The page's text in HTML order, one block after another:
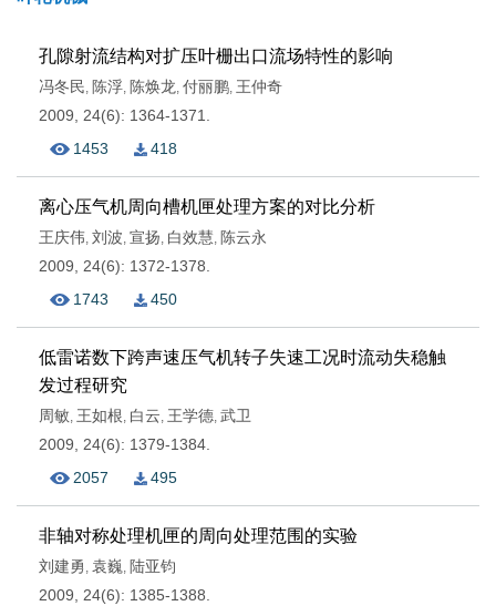
孔隙射流结构对扩压叶栅出口流场特性的影响
冯冬民, 陈浮, 陈焕龙, 付丽鹏, 王仲奇
2009, 24(6): 1364-1371.
1453
418
离心压气机周向槽机匣处理方案的对比分析
王庆伟, 刘波, 宣扬, 白效慧, 陈云永
2009, 24(6): 1372-1378.
1743
450
低雷诺数下跨声速压气机转子失速工况时流动失稳触
发过程研究
周敏, 王如根, 白云, 王学德, 武卫
2009, 24(6): 1379-1384.
2057
495
非轴对称处理机匣的周向处理范围的实验
刘建勇, 袁巍, 陆亚钧
2009, 24(6): 1385-1388.